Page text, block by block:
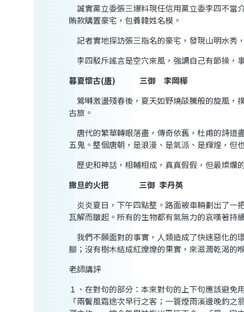
誠實黨立委張三爆料現任信用黨立委李四不當
賄款購置豪宅，包養韓姓名模。
記者實地探訪張三指名的豪宅，發現山明水秀
李四駁斥謠言是空穴來風，強調自己有節操，
暮夏懷古(唐) 三御
李岡樺
鶯囀激盪殘春後，夏天如野燒燄騰般的旋風，
古旅。
唐代的繁華轉眼落盡，傳奇依舊，杜甫的詩道
五鬼 。整個唐朝，是浪漫、是氣派、是輝煌，但
歷史和神話，相輔相成，真真假假，但最燦爛
撒旦的火把
三御 李丹英
炎炎夏日，下午四點整。路面被車輛劃出了一
瓦解而皺起。所有的生物都有氣無力的哀嘆著持
我們不願面對的事實，人類造成了快速惡化的
腳；沒有樹木結成紅爍爍的果實，來滋潤乾渴的
老師講評
１、在對句的部分：本來對句的上下句應該避
「兩鬢風霜途次早行之客；一簑煙雨溪邊晚釣